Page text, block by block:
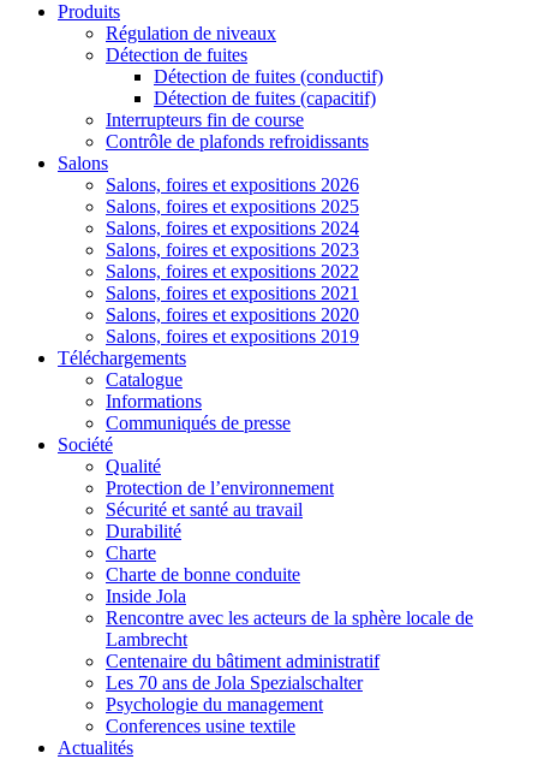
Produits
Régulation de niveaux
Détection de fuites
Détection de fuites (conductif)
Détection de fuites (capacitif)
Interrupteurs fin de course
Contrôle de plafonds refroidissants
Salons
Salons, foires et expositions 2026
Salons, foires et expositions 2025
Salons, foires et expositions 2024
Salons, foires et expositions 2023
Salons, foires et expositions 2022
Salons, foires et expositions 2021
Salons, foires et expositions 2020
Salons, foires et expositions 2019
Téléchargements
Catalogue
Informations
Communiqués de presse
Société
Qualité
Protection de l’environnement
Sécurité et santé au travail
Durabilité
Charte
Charte de bonne conduite
Inside Jola
Rencontre avec les acteurs de la sphère locale de
Lambrecht
Centenaire du bâtiment administratif
Les 70 ans de Jola Spezialschalter
Psychologie du management
Conferences usine textile
Actualités